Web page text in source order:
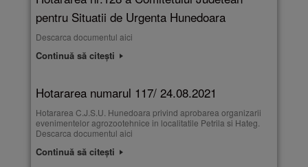
pentru Situatii de Urgenta Hunedoara
Descarca documentul aici
Continuă să citești
Hotararea numarul 117/ 24.08.2021
Hotararea C.J.S.U. Hunedoara privind aprobarea organizarii
evenimentelor agrozootehnice in localitatile Petrila si Hateg.
Descarca documentul aici
Continuă să citești